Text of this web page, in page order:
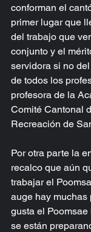
conforman el
primer lugar que
del trabajo que
conjunto y el
servidora si no
de todos los
profesora de la
Comité Cantonal
Recreación de
Por otra parte la
recalco que aún
trabajar el
auge hay muchas
gusta el
se están